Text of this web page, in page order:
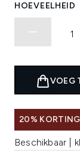
HOEVEELHEID
VOEG
20%
Beschikbaar |